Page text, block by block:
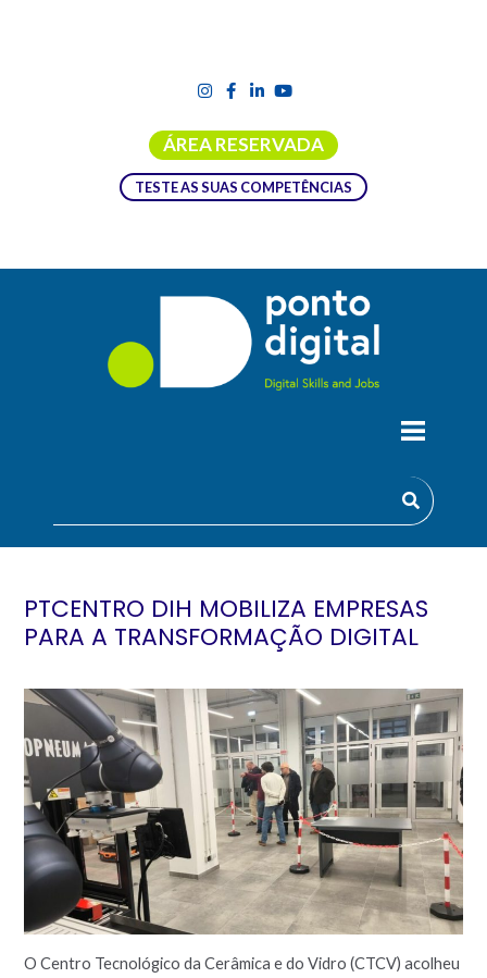
ÁREA RESERVADA
TESTE AS SUAS COMPETÊNCIAS
PTCENTRO DIH MOBILIZA EMPRESAS
PARA A TRANSFORMAÇÃO DIGITAL
O Centro Tecnológico da Cerâmica e do Vidro (CTCV) acolheu